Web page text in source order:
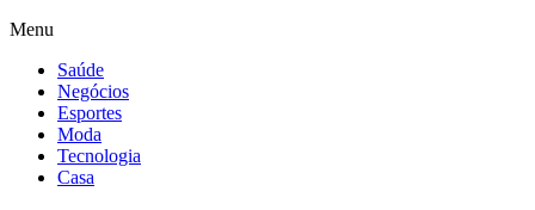
Menu
Saúde
Negócios
Esportes
Moda
Tecnologia
Casa